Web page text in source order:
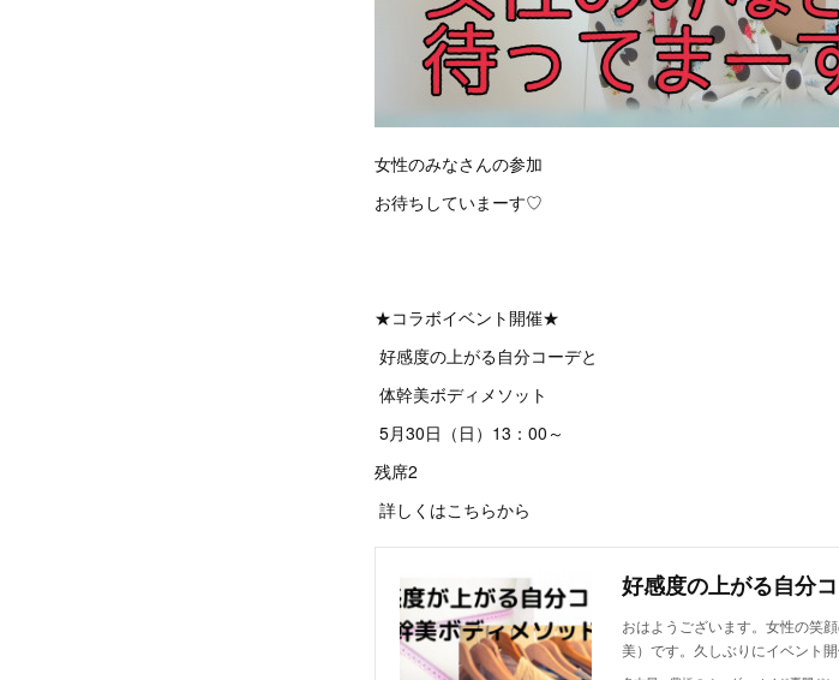
女性のみなさんの参加
お待ちしていまーす♡
★コラボイベント開催★
好感度の上がる自分コーデと
体幹美ボディメソット
5月30日（日）13：00～
残席2
詳しくはこちらから
好感度の上がる自分
おはようございます。女性の笑
美）です。久しぶりにイベント